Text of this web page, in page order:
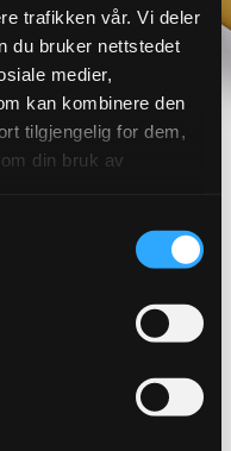
trafikken vår. Vi deler
du bruker nettstedet
medier,
kan kombinere den
tilgjengelig for dem,
din bruk av
for
avledning og
produkter for